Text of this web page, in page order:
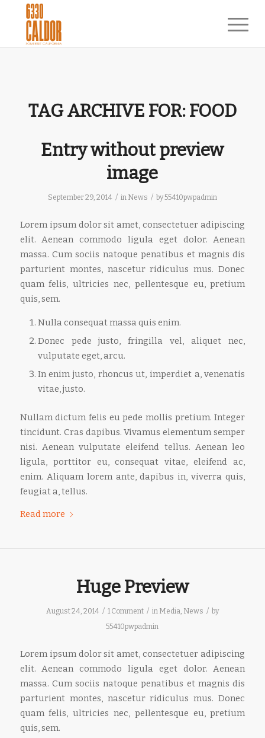
TAG ARCHIVE FOR:FOOD
Entry without preview
image
September 29, 2014 / in News / by55410pwpadmin
Lorem ipsum dolor sit amet, consectetuer adipiscing
elit. Aenean commodo ligula eget dolor. Aenean
massa. Cum sociis natoque penatibus et magnis dis
parturient montes, nascetur ridiculus mus. Donec
quam felis, ultricies nec, pellentesque eu, pretium
quis, sem.
Nulla consequat massa quis enim.
Donec pede justo, fringilla vel, aliquet nec,
vulputate eget, arcu.
In enim justo, rhoncus ut, imperdiet a, venenatis
vitae, justo.
Nullam dictum felis eu pede mollis pretium. Integer
tincidunt. Cras dapibus. Vivamus elementum semper
nisi. Aenean vulputate eleifend tellus. Aenean leo
ligula, porttitor eu, consequat vitae, eleifend ac,
enim. Aliquam lorem ante, dapibus in, viverra quis,
feugiat a, tellus.
Read more
Huge Preview
August 24, 2014 / 1 Comment / in Media, News / by
55410pwpadmin
Lorem ipsum dolor sit amet, consectetuer adipiscing
elit. Aenean commodo ligula eget dolor. Aenean
massa. Cum sociis natoque penatibus et magnis dis
parturient montes, nascetur ridiculus mus. Donec
quam felis, ultricies nec, pellentesque eu, pretium
quis, sem.